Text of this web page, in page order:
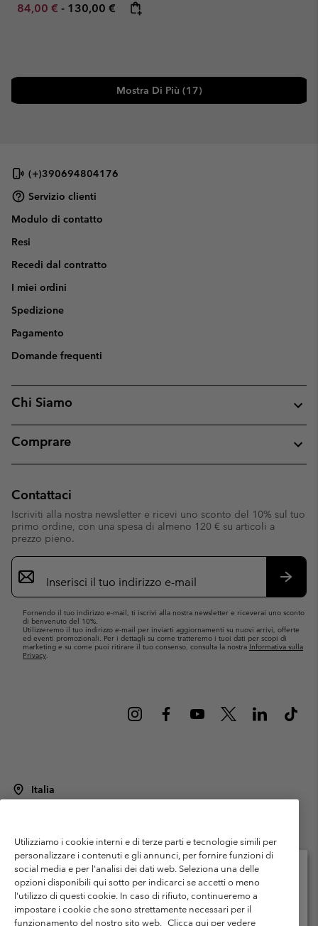
Minimum sale price:
84,00 € - Maximum price:
130,00 €
Mostra Di Più (17)
(+)390694804176
Servizio clienti
Modulo di contatto
Resi
Recedi dal contratto
I miei ordini
Spedizione
Pagamento
Domande frequenti
Chi Siamo
Comprare
Contattaci
Iscriviti alla nostra newsletter e ricevi uno sconto del 10% sul tuo
primo ordine, con una spesa di almeno 120 € su articoli a
prezzo pieno.
Iscrizione
e-
mail
Fornendo il tuo indirizzo e-mail, ti iscrivi alla nostra newsletter e riceverai uno sconto
di benvenuto del 10%.
Utilizzeremo il tuo indirizzo e-mail per inviarti aggiornamenti su nuovi arrivi, offerte
ed eventi promozionali. Per i dettagli su come tratteremo i tuoi dati per scopi di
marketing e su come puoi ritirare il tuo consenso, consulta la nostra Informativa sulla
Privacy.
Italia
Termini di utilizzo
Condizioni Generali di Venditaa
Garanzia
Politica sulla privacy
Termini e condizioni del programma di membership
Condizioni di utilizzo dei contenuti generati dagli utenti
Impressum
Utilizziamo i cookie interni e di terze parti e tecnologie simili per
personalizzare i contenuti e gli annunci, per fornire funzioni di
social media e per l'analisi dei dati web. Seleziona una delle
opzioni disponibili qui sotto per indicarci se accetti o meno
l'utilizzo di questi cookie. In caso di rifiuto, continueremo a
impostare i cookie che sono strettamente necessari per il
funzionamento del nostro sito web. Clicca qui per vedere
Seleziona il paese di spedizione e la lingua
Shopping online disponibile